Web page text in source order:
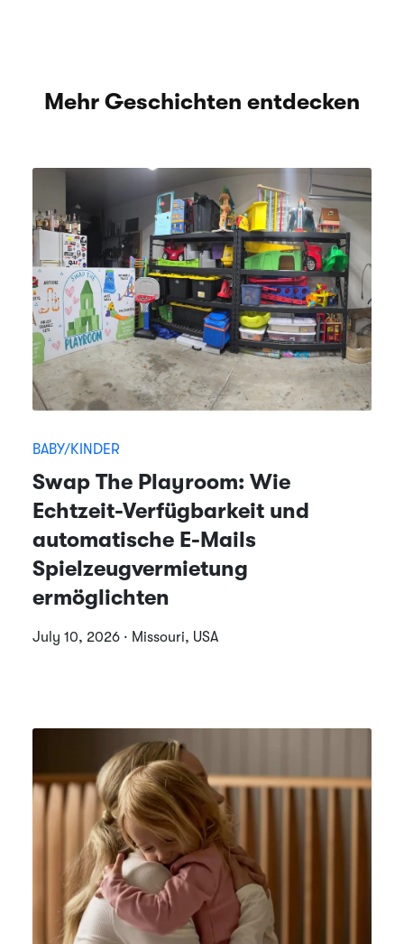
Mehr Geschichten entdecken
BABY/KINDER
Swap The Playroom: Wie
Echtzeit-Verfügbarkeit und
automatische E-Mails
Spielzeugvermietung
ermöglichten
July 10, 2026 · Missouri, USA